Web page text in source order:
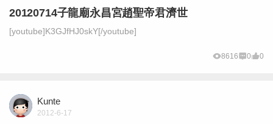
20120714子龍廟永昌宮趙聖帝君濟世
[youtube]K3GJfHJ0skY[/youtube]
8616 0 0
Kunte
2012-6-17